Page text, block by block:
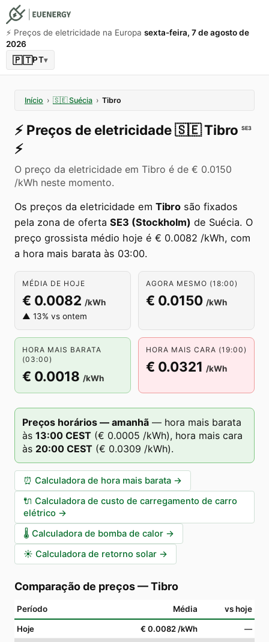
⚡️ Preços de eletricidade na Europa sexta-feira, 7 de agosto de
2026
🇵🇹PT▾
Início › 🇸🇪 Suécia › Tibro
⚡️ Preços de eletricidade🇸🇪Tibro SE3
⚡️
O preço da eletricidade em Tibro é de € 0.0150
/kWh neste momento.
Os preços da eletricidade em Tibro são fixados
pela zona de oferta SE3 (Stockholm) de Suécia. O
preço grossista médio hoje é € 0.0082 /kWh, com
a hora mais barata às 03:00.
MÉDIA DE HOJE
€ 0.0082 /kWh
▲ 13% vs ontem
AGORA MESMO (18:00)
€ 0.0150 /kWh
HORA MAIS BARATA
(03:00)
€ 0.0018 /kWh
HORA MAIS CARA (19:00)
€ 0.0321 /kWh
Preços horários — amanhã — hora mais barata
às 13:00 CEST (€ 0.0005 /kWh), hora mais cara
às 20:00 CEST (€ 0.0309 /kWh).
⏰ Calculadora de hora mais barata →
🔌 Calculadora de custo de carregamento de carro
elétrico →
🌡️ Calculadora de bomba de calor →
☀️ Calculadora de retorno solar →
Comparação de preços—Tibro
Período Média vs hoje
Hoje € 0.0082 /kWh
—